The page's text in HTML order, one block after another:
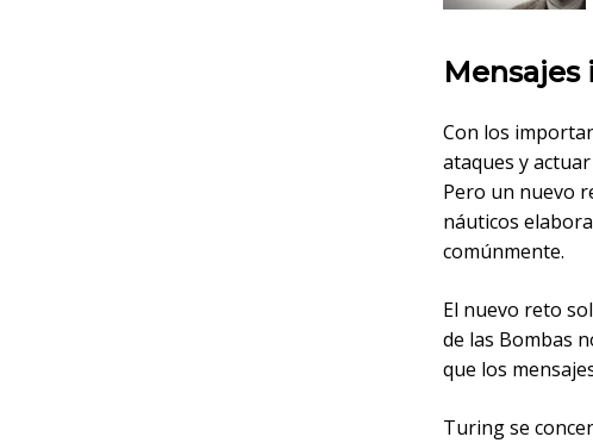
Con los
ataques y
Pero un nuevo
náuticos
comúnmente.
El nuevo reto
de las Bombas
que los
Turing se